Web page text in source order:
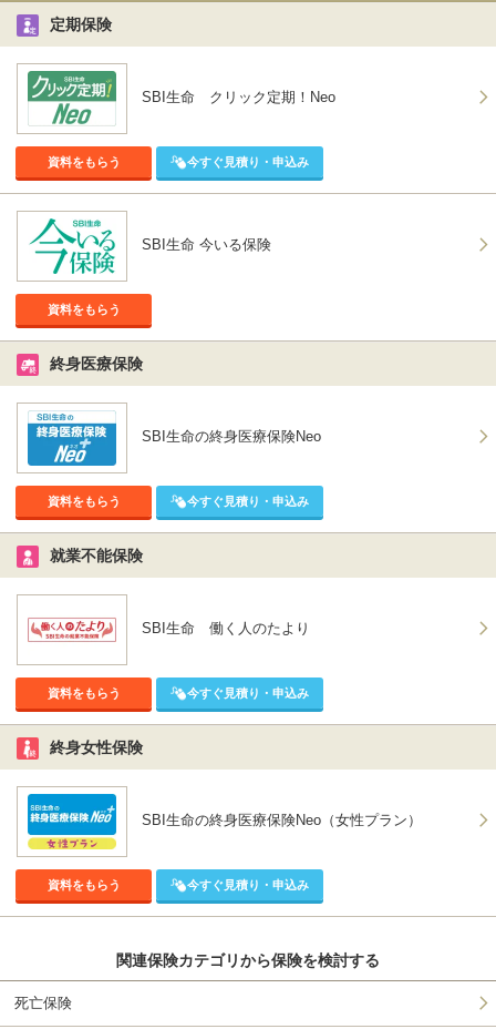
定期保険
SBI生命 クリック定期！Neo
資料をもらう 今すぐ見積り・申込み
SBI生命 今いる保険
資料をもらう
終身医療保険
SBI生命の終身医療保険Neo
資料をもらう 今すぐ見積り・申込み
就業不能保険
SBI生命 働く人のたより
資料をもらう 今すぐ見積り・申込み
終身女性保険
SBI生命の終身医療保険Neo（女性プラン）
資料をもらう 今すぐ見積り・申込み
関連保険カテゴリから保険を検討する
死亡保険